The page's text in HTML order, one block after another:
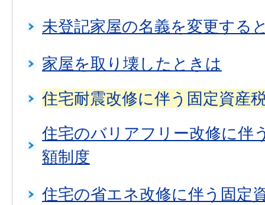
未登記家屋の名義を変更する
家屋を取り壊したときは
住宅耐震改修に伴う固定資産
住宅のバリアフリー改修に伴
額制度
住宅の省エネ改修に伴う固定